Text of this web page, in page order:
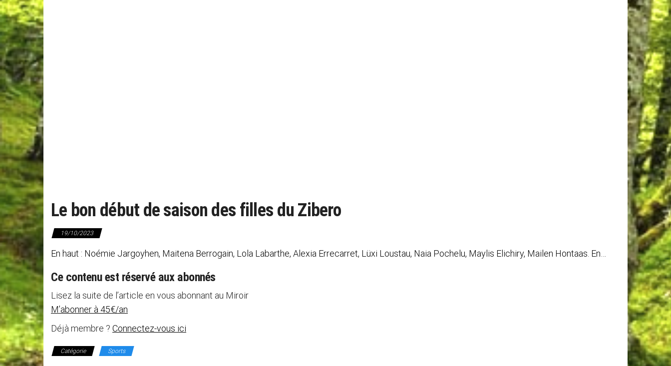
Le bon début de saison des filles du Zibero
19/10/2023
En haut : Noémie Jargoyhen, Maitena Berrogain, Lola Labarthe, Alexia Errecarret, Lüxi Loustau, Naia Pochelu, Maylis Elichiry, Mailen Hontaas. En…
Ce contenu est réservé aux abonnés
Lisez la suite de l’article en vous abonnant au Miroir
M’abonner à 45€/an
Déjà membre ? Connectez-vous ici
Catégorie Sports